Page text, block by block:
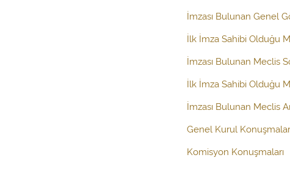
İmzası Bulunan Genel
İlk İmza Sahibi Olduğu
İmzası Bulunan Meclis
İlk İmza Sahibi Olduğu
İmzası Bulunan Meclis
Genel Kurul
Komisyon Konuşmaları